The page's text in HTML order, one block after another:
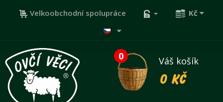
Velkoobchodní spolupráce Kč
0
Váš košík
0 Kč